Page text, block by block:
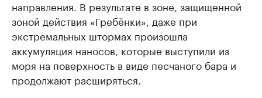
направления. В результате в зоне, защищенной
зоной действия «Гребёнки», даже при
экстремальных штормах произошла
аккумуляция наносов, которые выступили из
моря на поверхность в виде песчаного бара и
продолжают расширяться.